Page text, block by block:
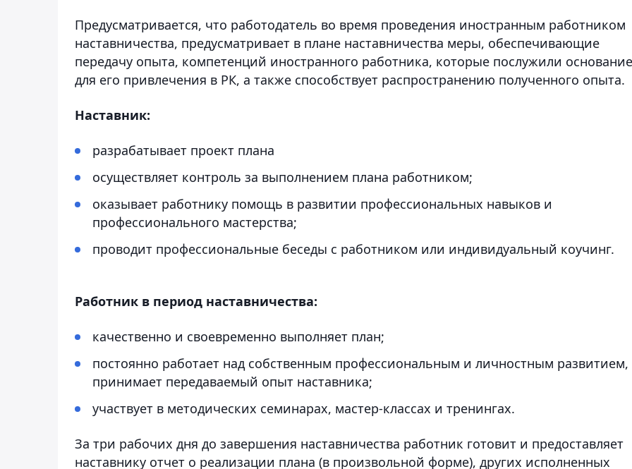
Предусматривается, что работодатель во время проведения иностранным работником
наставничества, предусматривает в плане наставничества меры, обеспечивающие
передачу опыта, компетенций иностранного работника, которые послужили
для его привлечения в РК, а также способствует распространению полученного опыта.
Наставник:
разрабатывает проект плана
осуществляет контроль за выполнением плана работником;
оказывает работнику помощь в развитии профессиональных навыков и
профессионального мастерства;
проводит профессиональные беседы с работником или индивидуальный коучинг.
Работник в период наставничества:
качественно и своевременно выполняет план;
постоянно работает над собственным профессиональным и личностным развитием,
принимает передаваемый опыт наставника;
участвует в методических семинарах, мастер-классах и тренингах.
За три рабочих дня до завершения наставничества работник готовит и предоставляет
наставнику отчет о реализации плана (в произвольной форме), других исполненных